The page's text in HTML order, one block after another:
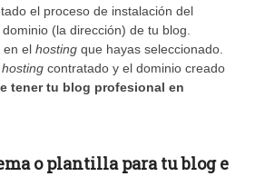
el proceso de instalación del
dominio (la dirección) de tu blog.
en el hosting que hayas seleccionado.
hosting contratado y el dominio creado
tener tu blog profesional en
o plantilla para tu blog e